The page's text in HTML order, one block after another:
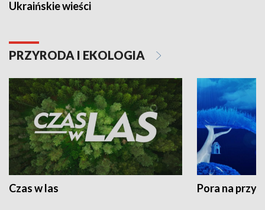
Ukraińskie wieści
PRZYRODA I EKOLOGIA
Czas w las Pora na